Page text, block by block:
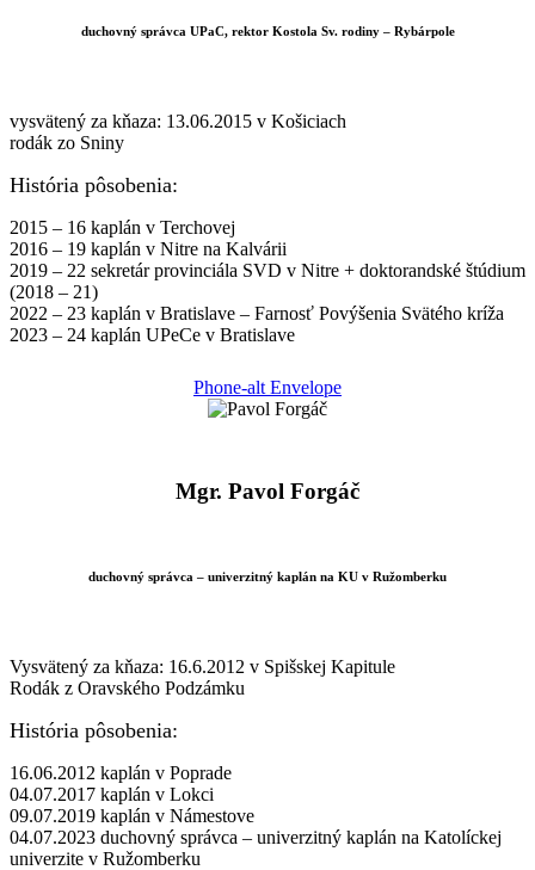
duchovný správca UPaC, rektor Kostola Sv. rodiny – Rybárpole
vysvätený za kňaza: 13.06.2015 v Košiciach
rodák zo Sniny
História pôsobenia:
2015 – 16 kaplán v Terchovej
2016 – 19 kaplán v Nitre na Kalvárii
2019 – 22 sekretár provinciála SVD v Nitre + doktorandské štúdium
(2018 – 21)
2022 – 23 kaplán v Bratislave – Farnosť Povýšenia Svätého kríža
2023 – 24 kaplán UPeCe v Bratislave
Phone-alt Envelope
Mgr. Pavol Forgáč
duchovný správca – univerzitný kaplán na KU v Ružomberku
Vysvätený za kňaza: 16.6.2012 v Spišskej Kapitule
Rodák z Oravského Podzámku
História pôsobenia:
16.06.2012 kaplán v Poprade
04.07.2017 kaplán v Lokci
09.07.2019 kaplán v Námestove
04.07.2023 duchovný správca – univerzitný kaplán na Katolíckej
univerzite v Ružomberku